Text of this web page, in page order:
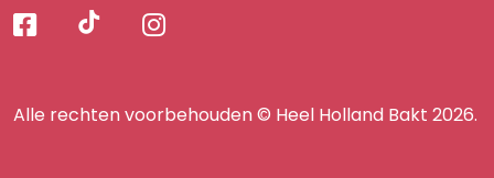
Volg
ons
Volg Volg
ons
Alle rechten voorbehouden © Heel Holland Bakt 2026.